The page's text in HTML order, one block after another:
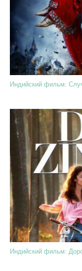
Индийский фильм:
Индийский фильм: